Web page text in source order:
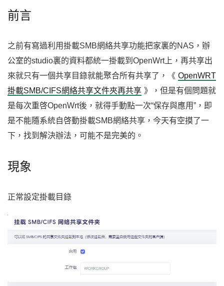
前言
之前有寫過利用掛載SMB網絡共享功能把家裏的NAS，辦
公室的studio裏的資料都統一掛載到OpenWrt上，再共享出
來就只有一個共享目錄就能聚合所有共享了，《 OpenWRT
掛載SMB/CIFS網絡共享文件夾再共享 》，但是有個問題就
是每次重啓OpenWrt後，就得手動點一次“保存與應用”，即
是不能隨系統自啓動掛載SMB網絡共享，今天有空摸了一
下，找到解決辦法，可能不是完美的。
現象
正常設定掛載目錄